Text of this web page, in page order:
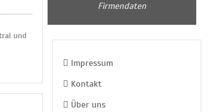
Firmendaten
Impressum
Kontakt
Über uns
und